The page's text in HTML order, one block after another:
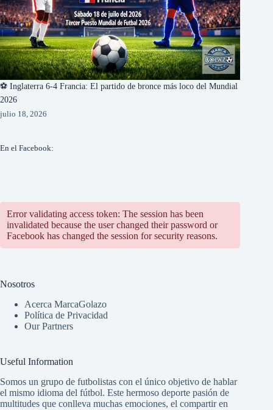
⚽ Inglaterra 6-4 Francia: El partido de bronce más loco del Mundial
2026
julio 18, 2026
En el Facebook:
Error validating access token: The session has been
invalidated because the user changed their password or
Facebook has changed the session for security reasons.
Nosotros
Acerca MarcaGolazo
Política de Privacidad
Our Partners
Useful Information
Somos un grupo de futbolistas con el único objetivo de hablar
el mismo idioma del fútbol. Este hermoso deporte pasión de
multitudes que conlleva muchas emociones, el compartir en